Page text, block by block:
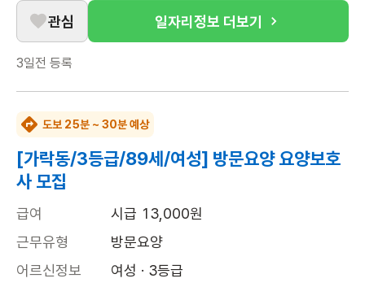
관심 일자리정보 더보기
3일전 등록
도보 25분 ~ 30분 예상
[가락동/3등급/89세/여성] 방문요양 요양보호
사 모집
급여
시급 13,000원
근무유형
방문요양
어르신정보
여성 · 3등급